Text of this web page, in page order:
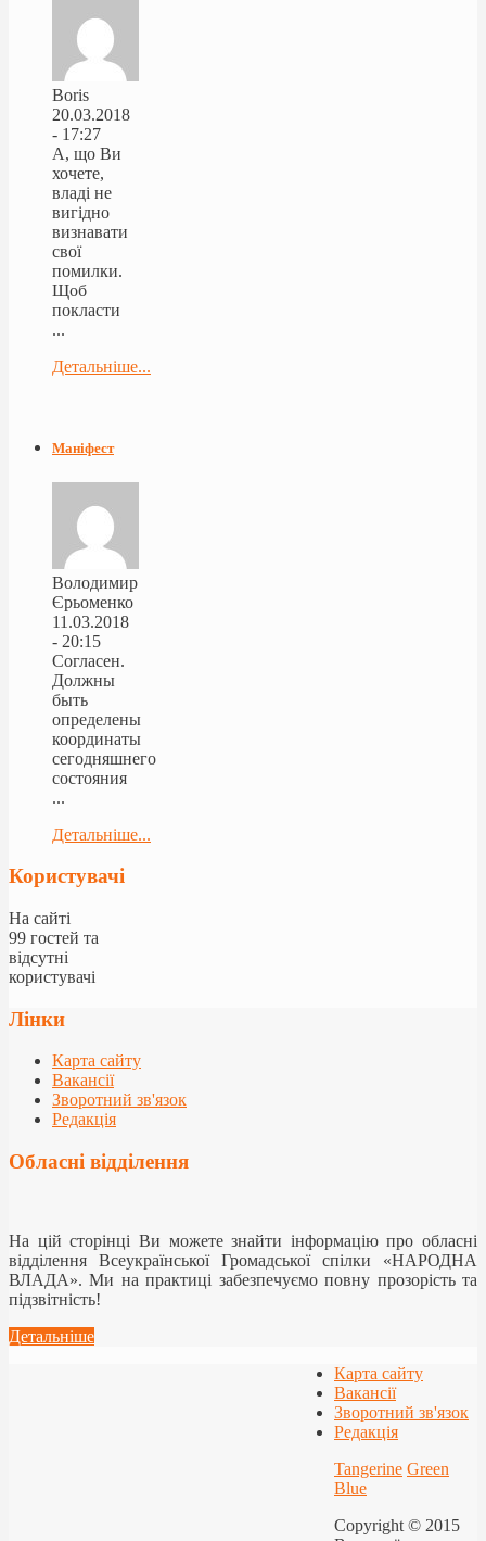
Boris
20.03.2018
- 17:27
А, що Ви
хочете,
владі не
вигідно
визнавати
свої
помилки.
Щоб
покласти
...
Детальніше...
Маніфест
Володимир
Єрьоменко
11.03.2018
- 20:15
Согласен.
Должны
быть
определены
координаты
сегодняшнего
состояния
...
Детальніше...
Користувачі
На сайті
99 гостей та
відсутні
користувачі
Лінки
Карта сайту
Вакансії
Зворотний зв'язок
Редакція
Обласні відділення
На цій сторінці Ви можете знайти інформацію про обласні
відділення Всеукраїнської Громадської спілки «НАРОДНА
ВЛАДА». Ми на практиці забезпечуємо повну прозорість та
підзвітність!
Детальніше
Карта сайту
Вакансії
Зворотний зв'язок
Редакція
Tangerine Green
Blue
Copyright © 2015